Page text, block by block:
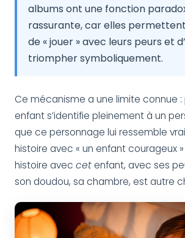
albums ont une fonction
rassurante, car elles
de « jouer » avec leurs peurs et
triompher symboliquement.
Ce mécanisme a une limite connue :
enfant s’identifie pleinement à un
que ce personnage lui ressemble
histoire avec « un enfant courageux
histoire avec cetenfant, avec ses
son doudou, sa chambre, est autre